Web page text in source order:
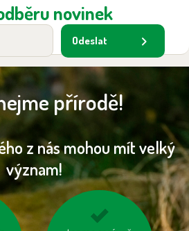
novinek
Odeslat
přírodě!
z nás mohou mít velký
význam!